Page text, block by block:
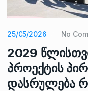
25/05/2026 No
2029
პროექტის
დასრულება